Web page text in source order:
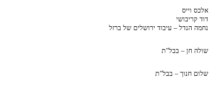
אלכס וייס
דוד קריבושי
נחמה הנדל – עיבוד ירושלים של ברזל
שולה חן – בבל”ת
שלום חנוך – בבל”ת